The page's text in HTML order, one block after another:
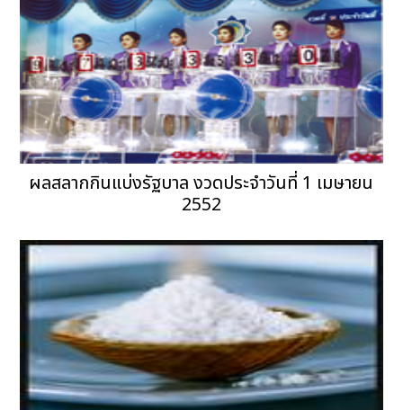
ผลสลากกินแบ่งรัฐบาล งวดประจำวันที่ 1 เมษายน
2552